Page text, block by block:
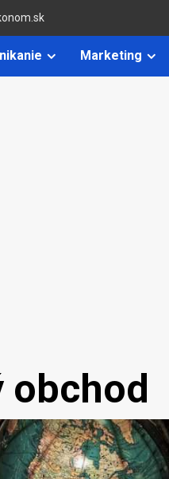
Marketing